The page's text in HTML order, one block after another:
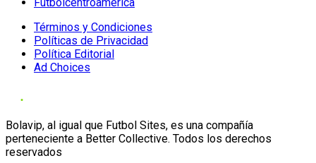
Términos y Condiciones
Políticas de Privacidad
Política Editorial
Ad Choices
Bolavip, al igual que Futbol Sites, es una compañía
perteneciente a Better Collective. Todos los derechos
reservados